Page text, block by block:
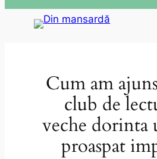
Skip
Cum am
club de
veche dorinta
proaspat